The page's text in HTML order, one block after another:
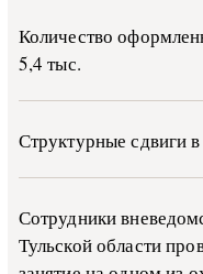
Количество
5,4 тыс.
Структурные сдвиги
Сотрудники
Тульской области